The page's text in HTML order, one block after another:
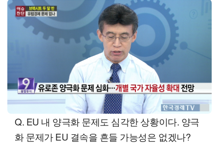
Q. EU 내 양극화 문제도 심각한 상황이다. 양극
화 문제가 EU 결속을 흔들 가능성은 없겠나?